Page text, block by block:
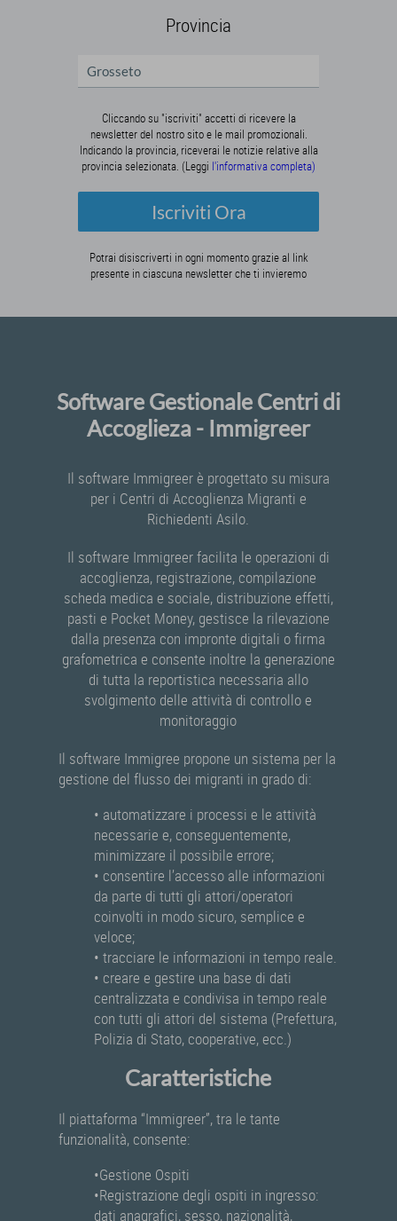
Provincia
Cliccando su "iscriviti" accetti di ricevere la
newsletter del nostro sito e le mail promozionali.
Indicando la provincia, riceverai le notizie relative alla
provincia selezionata. (Leggi l'informativa completa)
Iscriviti Ora
Potrai disiscriverti in ogni momento grazie al link
presente in ciascuna newsletter che ti invieremo
Software Gestionale Centri di
Accoglieza - Immigreer
Il software Immigreer è progettato su misura
per i Centri di Accoglienza Migranti e
Richiedenti Asilo.
Il software Immigreer facilita le operazioni di
accoglienza, registrazione, compilazione
scheda medica e sociale, distribuzione effetti,
pasti e Pocket Money, gestisce la rilevazione
dalla presenza con impronte digitali o firma
grafometrica e consente inoltre la generazione
di tutta la reportistica necessaria allo
svolgimento delle attività di controllo e
monitoraggio
Il software Immigree propone un sistema per la
gestione del flusso dei migranti in grado di:
• automatizzare i processi e le attività
necessarie e, conseguentemente,
minimizzare il possibile errore;
• consentire l’accesso alle informazioni
da parte di tutti gli attori/operatori
coinvolti in modo sicuro, semplice e
veloce;
• tracciare le informazioni in tempo reale.
• creare e gestire una base di dati
centralizzata e condivisa in tempo reale
con tutti gli attori del sistema (Prefettura,
Polizia di Stato, cooperative, ecc.)
Caratteristiche
Il piattaforma “Immigreer”, tra le tante
funzionalità, consente:
•Gestione Ospiti
•Registrazione degli ospiti in ingresso:
dati anagrafici, sesso, nazionalità,